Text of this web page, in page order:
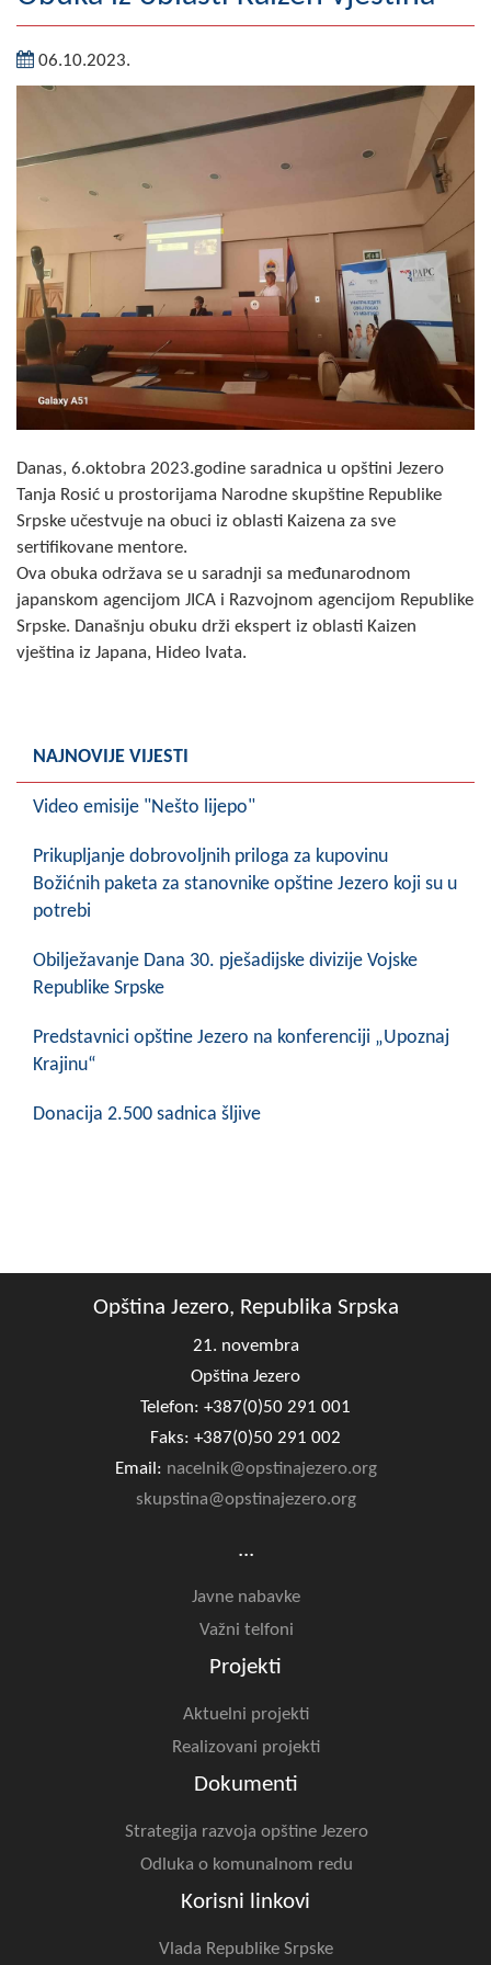
Geografija
Naseljena mjesta
Zanimljivosti
Fotogalerija
NAČELNIK
Zamjenik načelnika
Izvještaj o radu načelnika
SKUPŠTINA
Statut Opštine
Skupštinsko vijeće opštine jezero
Sastav Skupštine
Službeni Glasnici
Vijesti
Aktivnosti
Javni pozivi
Obavještenja
Zaštita od požara
COVID 19
Geoistraživanja
FINANSIJE
CIVILNA ZAŠTITA
KONTAKT
06.10.2023.
Danas, 6.oktobra 2023.godine saradnica u opštini Jezero
Tanja Rosić u prostorijama Narodne skupštine Republike
Srpske učestvuje na obuci iz oblasti Kaizena za sve
sertifikovane mentore.
Ova obuka održava se u saradnji sa međunarodnom
japanskom agencijom JICA i Razvojnom agencijom Republike
Srpske. Današnju obuku drži ekspert iz oblasti Kaizen
vještina iz Japana, Hideo Ivata.
NAJNOVIJE VIJESTI
Video emisije "Nešto lijepo"
Prikupljanje dobrovoljnih priloga za kupovinu
Božićnih paketa za stanovnike opštine Jezero koji su u
potrebi
Obilježavanje Dana 30. pješadijske divizije Vojske
Republike Srpske
Predstavnici opštine Jezero na konferenciji „Upoznaj
Krajinu“
Donacija 2.500 sadnica šljive
Opština Jezero, Republika Srpska
21. novembra
Opština Jezero
Telefon: +387(0)50 291 001
Faks: +387(0)50 291 002
Email: nacelnik@opstinajezero.org
skupstina@opstinajezero.org
...
Javne nabavke
Važni telfoni
Projekti
Aktuelni projekti
Realizovani projekti
Dokumenti
Strategija razvoja opštine Jezero
Odluka o komunalnom redu
Korisni linkovi
Vlada Republike Srpske